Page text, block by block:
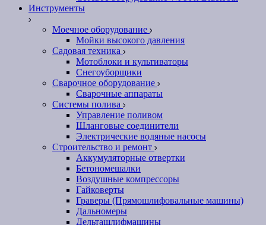
Инструменты
Моечное оборудование
Мойки высокого давления
Садовая техника
Мотоблоки и культиваторы
Снегоуборщики
Сварочное оборудование
Сварочные аппараты
Системы полива
Управление поливом
Шланговые соединители
Электрические водяные насосы
Строительство и ремонт
Аккумуляторные отвертки
Бетономешалки
Воздушные компрессоры
Гайковерты
Граверы (Прямошлифовальные машины)
Дальномеры
Дельташлифмашины